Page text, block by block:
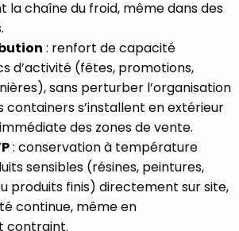
la chaîne du froid, même dans des
: renfort de capacité
d’activité (fêtes, promotions,
sans perturber l’organisation
containers s’installent en extérieur
des zones de vente.
: conservation à température
sensibles (résines, peintures,
produits finis) directement sur site,
continue, même en
contraint.